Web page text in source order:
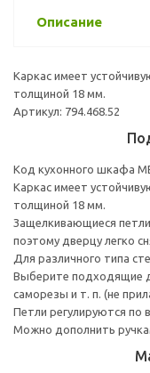
Описание
Каркас имеет
толщиной 18 мм.
Артикул: 794.468.52
Код кухонного шкафа
Каркас имеет
толщиной 18 мм.
Защелкивающиеся
поэтому дверцу легко
Для различного типа
Выберите подходящие
саморезы и т. п. (не
Петли регулируются по
Можно дополнить